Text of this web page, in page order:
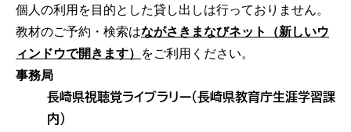
個人の利用を目的とした貸し出しは行っておりません。
教材のご予約・検索はながさきまなびネット（新しいウ
ィンドウで開きます）
をご利用ください。
事務局
長崎県視聴覚ライブラリー（長崎県教育庁生涯学習課
内）